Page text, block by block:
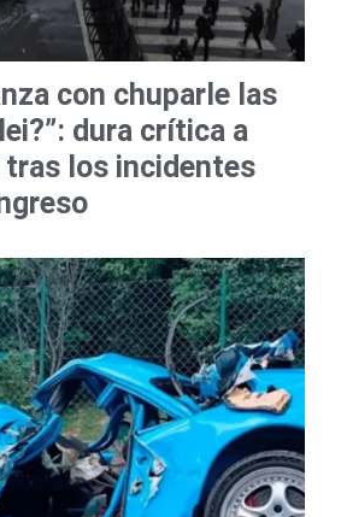
con chuparle las
dura crítica a
los incidentes